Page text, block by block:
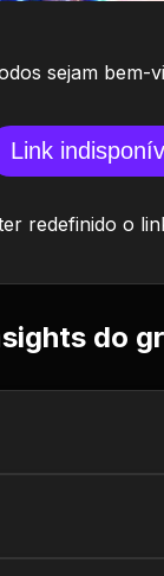
sejam bem-
Link
redefinido o
do